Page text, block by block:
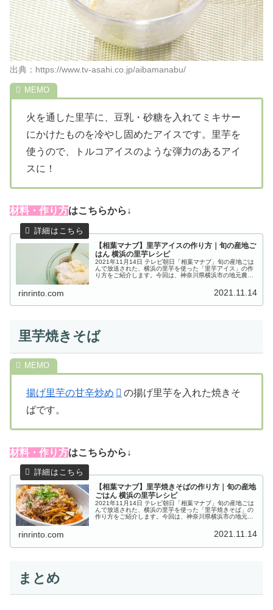
出典：https://www.tv-asahi.co.jp/aibamanabu/
火を通した里芋に、豆乳・砂糖を入れてミキサー
にかけたものを冷やし固めたアイスです。里芋を
使うので、トルコアイスのような弾力のあるアイ
スに！
材料・作り方はこちらから↓
【相葉マナブ】里芋アイスの作り方｜旬の産地ご
はん 横浜の里芋レシピ
2021年11月14日 テレビ朝日「相葉マナブ」旬の産地ごは
んで放送された、横浜の里芋を使った「里芋アイス」の作
り方をご紹介します。今回は、神奈川県横浜市の地元農家
rinrinto.com 2021.11.14
里芋焼きそば
揚げ里芋の甘辛炒め
の揚げ里芋を入れた焼きそ
ばです。
材料・作り方はこちらから↓
【相葉マナブ】里芋焼きそばの作り方｜旬の産地
ごはん 横浜の里芋レシピ
2021年11月14日 テレビ朝日「相葉マナブ」旬の産地ごは
んで放送された、横浜の里芋を使った「里芋焼きそば」の
作り方をご紹介します。今回は、神奈川県横浜市の地元農
rinrinto.com 2021.11.14
まとめ